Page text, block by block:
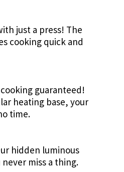
just a press! The
cooking quick and
guaranteed!
heating base, your
time.
hidden luminous
miss a thing.